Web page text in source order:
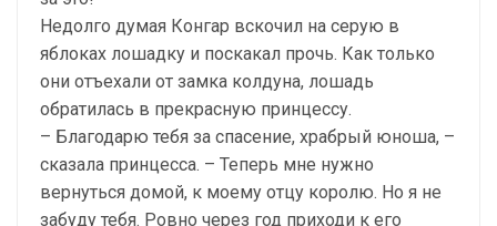
Недолго думая Конгар вскочил на серую в
яблоках лошадку и поскакал прочь. Как только
они отъехали от замка колдуна, лошадь
обратилась в прекрасную принцессу.
– Благодарю тебя за спасение, храбрый юноша, –
сказала принцесса. – Теперь мне нужно
вернуться домой, к моему отцу королю. Но я не
забуду тебя. Ровно через год приходи к его